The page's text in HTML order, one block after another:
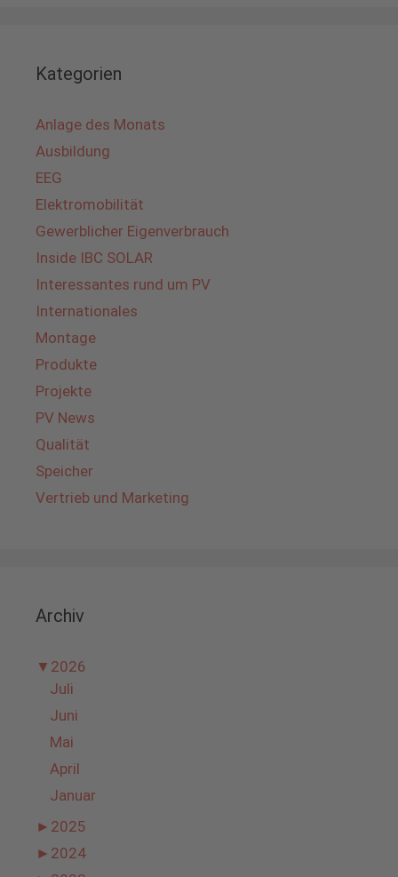
Kategorien
Anlage des Monats
Ausbildung
EEG
Elektromobilität
Gewerblicher Eigenverbrauch
Inside IBC SOLAR
Interessantes rund um PV
Internationales
Montage
Produkte
Projekte
PV News
Qualität
Speicher
Vertrieb und Marketing
Archiv
▼ 2026
Juli
Juni
Mai
April
Januar
► 2025
► 2024